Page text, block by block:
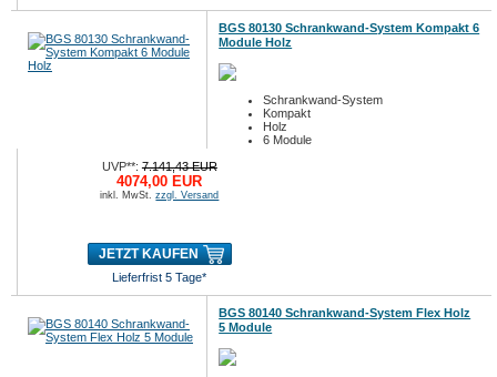
BGS 80130 Schrankwand-System Kompakt 6
Module Holz
Schrankwand-System
Kompakt
Holz
6 Module
UVP**:7.141,43 EUR
4074,00 EUR
inkl. MwSt.zzgl. Versand
JETZT KAUFEN
Lieferfrist 5 Tage*
BGS 80140 Schrankwand-System Flex Holz
5 Module